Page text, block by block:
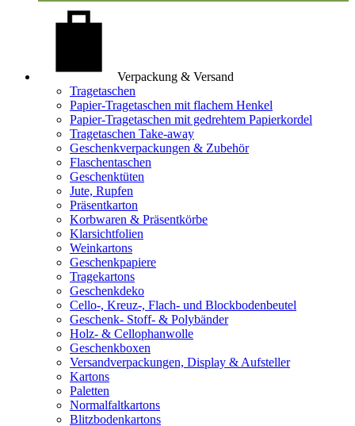
Verpackung & Versand
Tragetaschen
Papier-Tragetaschen mit flachem Henkel
Papier-Tragetaschen mit gedrehtem Papierkordel
Tragetaschen Take-away
Geschenkverpackungen & Zubehör
Flaschentaschen
Geschenktüten
Jute, Rupfen
Präsentkarton
Korbwaren & Präsentkörbe
Klarsichtfolien
Weinkartons
Geschenkpapiere
Tragekartons
Geschenkdeko
Cello-, Kreuz-, Flach- und Blockbodenbeutel
Geschenk- Stoff- & Polybänder
Holz- & Cellophanwolle
Geschenkboxen
Versandverpackungen, Display & Aufsteller
Kartons
Paletten
Normalfaltkartons
Blitzbodenkartons